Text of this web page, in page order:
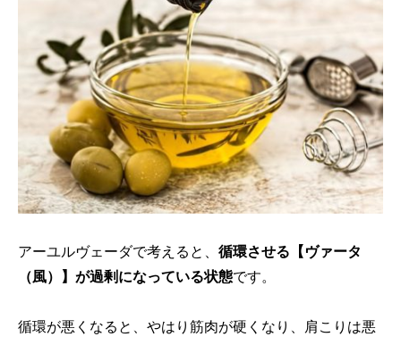
アーユルヴェーダで考えると、 循環させる【ヴァータ
（風）】が過剰になっている状態です。
循環が悪くなると、やはり筋肉が硬くなり、肩こりは悪